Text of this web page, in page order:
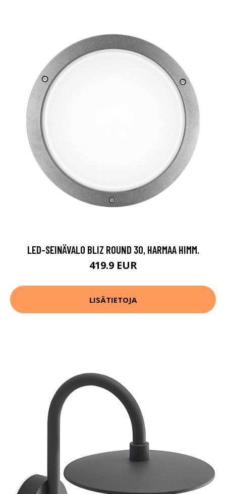
LED-SEINÄVALO BLIZ ROUND 30, HARMAA HIMM.
419.9 EUR
LISÄTIETOJA